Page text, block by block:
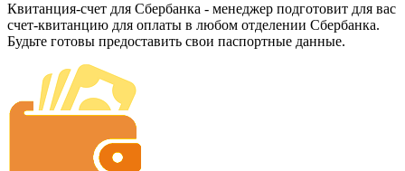
Квитанция-счет для Сбербанка - менеджер подготовит для вас
счет-квитанцию для оплаты в любом отделении Сбербанка.
Будьте готовы предоставить свои паспортные данные.